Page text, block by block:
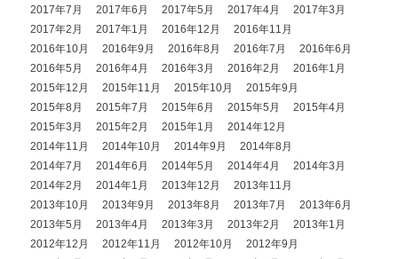
2017年7月
2017年6月 2017年5月 2017年4月
2017年3月
2017年2月
2017年1月 2016年12月
2016年11月
2016年10月
2016年9月 2016年8月 2016年7月
2016年6月
2016年5月
2016年4月 2016年3月 2016年2月
2016年1月
2015年12月
2015年11月 2015年10月
2015年9月
2015年8月
2015年7月 2015年6月 2015年5月
2015年4月
2015年3月
2015年2月 2015年1月
2014年12月
2014年11月
2014年10月 2014年9月
2014年8月
2014年7月
2014年6月 2014年5月 2014年4月
2014年3月
2014年2月
2014年1月 2013年12月
2013年11月
2013年10月
2013年9月 2013年8月 2013年7月
2013年6月
2013年5月
2013年4月 2013年3月 2013年2月
2013年1月
2012年12月
2012年11月 2012年10月
2012年9月